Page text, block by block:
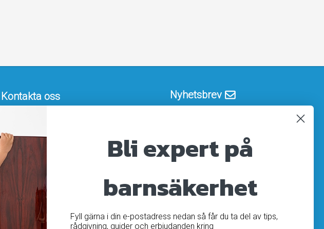
Kontakta oss
08-410 115 30
kundtjanst@homesafety.se
Följ oss
Facebook
Instagram
Nyhetsbrev
OK
Bli expert på
barnsäkerhet
Fyll gärna i din e-postadress nedan så får du ta del av tips,
rådgivning, guider och erbjudanden kring